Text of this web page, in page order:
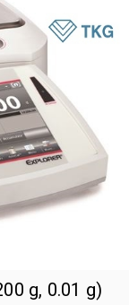
g, 0.01 g)